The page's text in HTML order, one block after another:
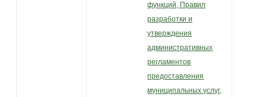
функций, Правил
разработки и
утверждения
административных
регламентов
предоставления
муниципальных услуг,